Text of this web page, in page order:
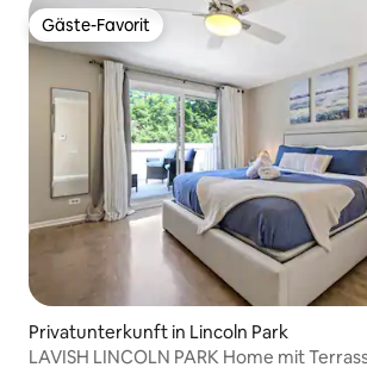
Gäste-Favorit
Gäste-Favorit
Privatunterkunft in Lincoln Park
LAVISH LINCOLN PARK Home mit